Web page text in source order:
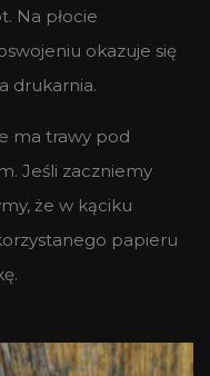
Na płocie
okazuje się
drukarnia.
ma trawy pod
Jeśli zaczniemy
że w kąciku
papieru